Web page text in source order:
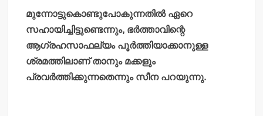
മുന്നോട്ടുകൊണ്ടുപോകുന്നതില്‍ ഏറെ
സഹായിച്ചിട്ടുണ്ടെന്നും, ഭര്‍ത്താവിന്റെ
ആഗ്രഹസാഫല്യം പൂര്‍ത്തിയാക്കാനുള്ള
ശ്രമത്തിലാണ് താനും മക്കളും
പ്രവര്‍ത്തിക്കുന്നതെന്നും സീന പറയുന്നു.